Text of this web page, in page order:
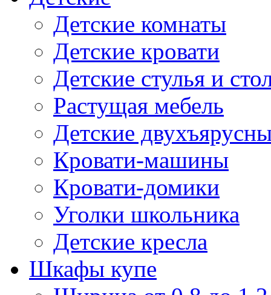
Детские комнаты
Детские кровати
Детские стулья и
Растущая мебель
Детские
Кровати-машины
Кровати-домики
Уголки школьника
Детские кресла
Шкафы купе